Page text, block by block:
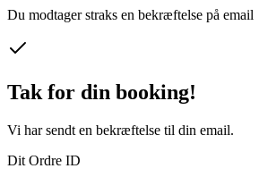
Du modtager straks en bekræftelse på email
Tak for din booking!
Vi har sendt en bekræftelse til din email.
Dit Ordre ID